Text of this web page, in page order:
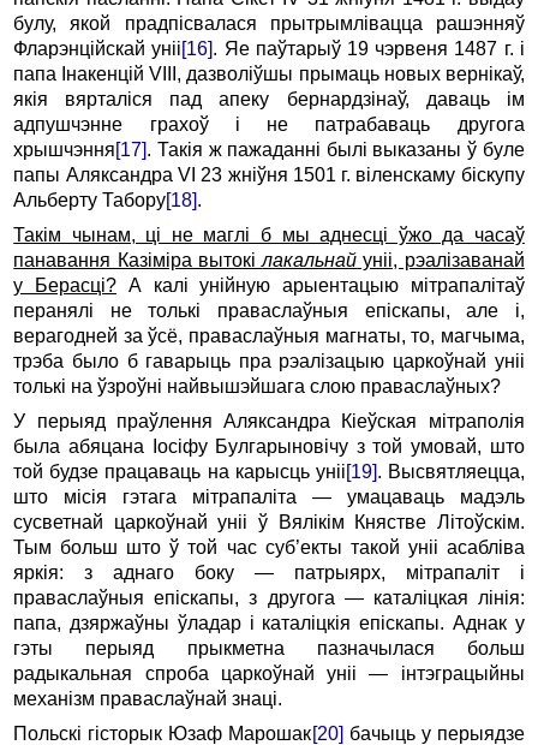
булу, якой прадпісвалася прытрымлівацца рашэнняў
Фларэнційскай уніі[16]. Яе паўтарыў 19 чэрвеня 1487 г. і
папа Інакенцій VIII, дазволіўшы прымаць новых вернікаў,
якія вярталіся пад апеку бернардзінаў, даваць ім
адпушчэнне грахоў і не патрабаваць другога
хрышчэння[17]. Такія ж пажаданні былі выказаны ў буле
папы Аляксандра VI 23 жніўня 1501 г. віленскаму біскупу
Альберту Табору[18].
Такім чынам, ці не маглі б мы аднесці ўжо да часаў
панавання Казіміра вытокілакальнай уніі, рэалізаванай
у Берасці?А калі унійную арыентацыю мітрапалітаў
перанялі не толькі праваслаўныя епіскапы, але і,
верагодней за ўсё, праваслаўныя магнаты, то, магчыма,
трэба было б гаварыць пра рэалізацыю царкоўнай уніі
толькі на ўзроўні найвышэйшага слою праваслаўных?
У перыяд праўлення Аляксандра Кіеўская мітраполія
была абяцана Іосіфу Булгарыновічу з той умовай, што
той будзе працаваць на карысць уніі[19]. Высвятляецца,
што місія гэтага мітрапаліта — умацаваць мадэль
сусветнай царкоўнай уніі ў Вялікім Княстве Літоўскім.
Тым больш што ў той час суб’екты такой уніі асабліва
яркія: з аднаго боку — патрыярх, мітрапаліт і
праваслаўныя епіскапы, з другога — каталіцкая лінія:
папа, дзяржаўны ўладар і каталіцкія епіскапы. Аднак у
гэты перыяд прыкметна пазначылася больш
радыкальная спроба царкоўнай уніі — інтэграцыйны
механізм праваслаўнай знаці.
Польскі гісторык Юзаф Марошак[20] бачыць у перыядзе